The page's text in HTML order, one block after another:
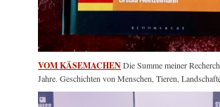
VOM KÄSEMACHENDie Summe meiner
Jahre. Geschichten von Menschen, Tieren,